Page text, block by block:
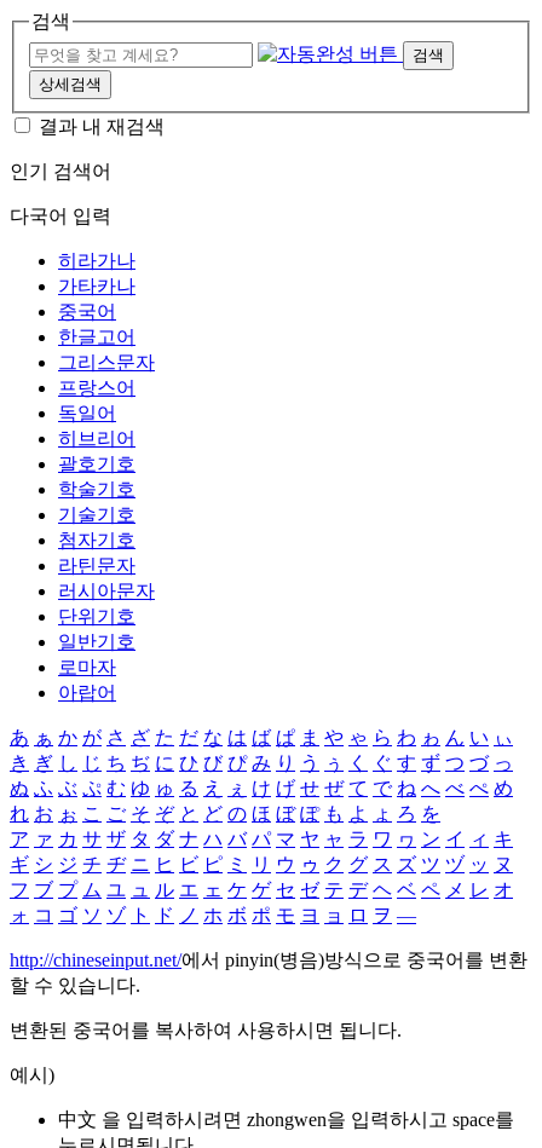
검색
검색
상세검색
결과 내 재검색
인기 검색어
다국어 입력
히라가나
가타카나
중국어
한글고어
그리스문자
프랑스어
독일어
히브리어
괄호기호
학술기호
기술기호
첨자기호
라틴문자
러시아문자
단위기호
일반기호
로마자
아랍어
あ ぁ か が さ ざ た だ な は ば ぱ ま や ゃ ら わ ゎ ん い ぃ
き ぎ し じ ち ぢ に ひ び ぴ み り う ぅ く ぐ す ず つ づ っ
ぬ ふ ぶ ぷ む ゆ ゅ る え ぇ け げ せ ぜ て で ね へ べ ぺ め
れ お ぉ こ ご そ ぞ と ど の ほ ぼ ぽ も よ ょ ろ を
ア ァ カ サ ザ タ ダ ナ ハ バ パ マ ヤ ャ ラ ワ ヮ ン イ ィ キ
ギ シ ジ チ ヂ ニ ヒ ビ ピ ミ リ ウ ゥ ク グ ス ズ ツ ヅ ッ ヌ
フ ブ プ ム ユ ュ ル エ ェ ケ ゲ セ ゼ テ デ ヘ ベ ペ メ レ オ
ォ コ ゴ ソ ゾ ト ド ノ ホ ボ ポ モ ヨ ョ ロ ヲ ―
http://chineseinput.net/에서 pinyin(병음)방식으로 중국어를 변환
할 수 있습니다.
변환된 중국어를 복사하여 사용하시면 됩니다.
예시)
中文 을 입력하시려면 zhongwen을 입력하시고 space를